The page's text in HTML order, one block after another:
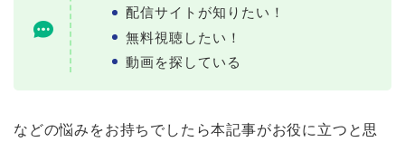
配信サイトが知りたい！
無料視聴したい！
動画を探している
などの悩みをお持ちでしたら本記事がお役に立つと思